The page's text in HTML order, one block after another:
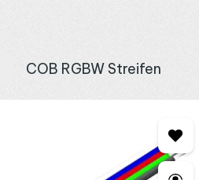
COB RGBW Streifen